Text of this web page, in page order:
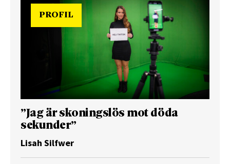
PROFIL
”Jag är skoningslös mot döda
sekunder”
Lisah Silfwer